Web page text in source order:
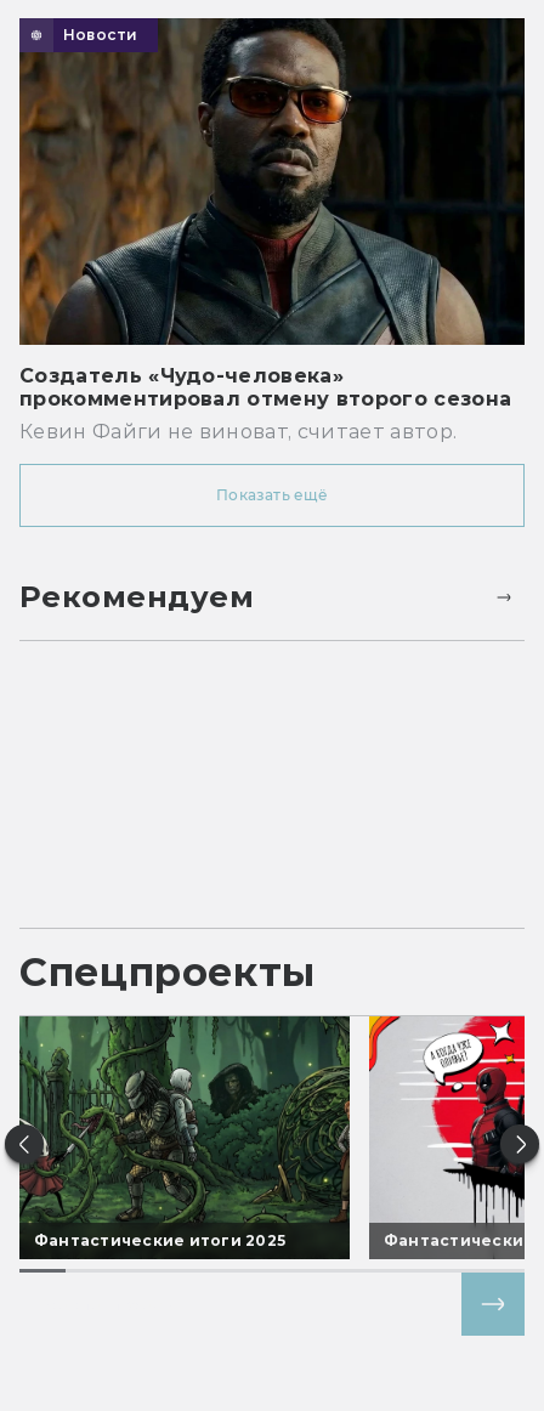
Новости
Создатель «Чудо-человека»
прокомментировал отмену второго сезона
Кевин Файги не виноват, считает автор.
Показать ещё
Рекомендуем
Спецпроекты
Фантастические итоги 2025 Фантастические